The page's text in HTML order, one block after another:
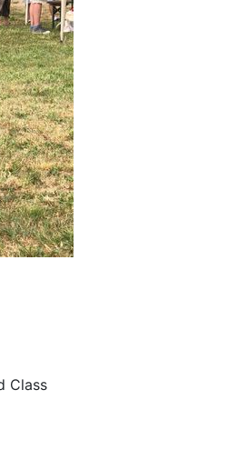
Class